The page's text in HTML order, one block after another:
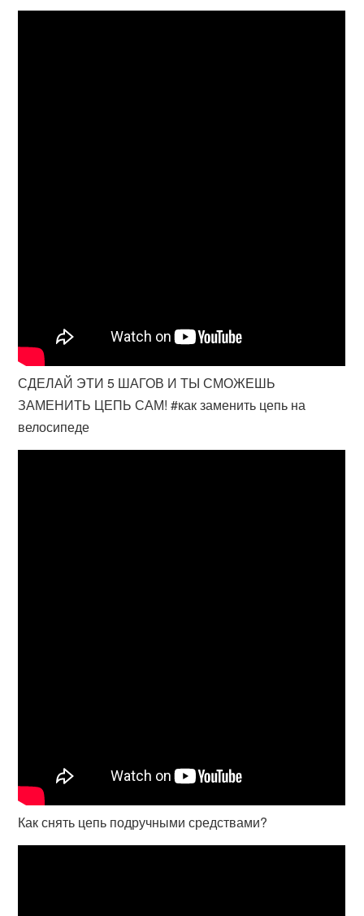
СДЕЛАЙ ЭТИ 5 ШАГОВ И ТЫ СМОЖЕШЬ
ЗАМЕНИТЬ ЦЕПЬ САМ! #как заменить цепь на
велосипеде
Как снять цепь подручными средствами?